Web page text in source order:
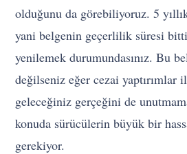
olduğunu da görebiliyoruz. 5
yani belgenin geçerlilik süresi
yenilemek durumundasınız. Bu
değilseniz eğer cezai yaptırımlar
geleceğiniz gerçeğini de
konuda sürücülerin büyük bir
gerekiyor.